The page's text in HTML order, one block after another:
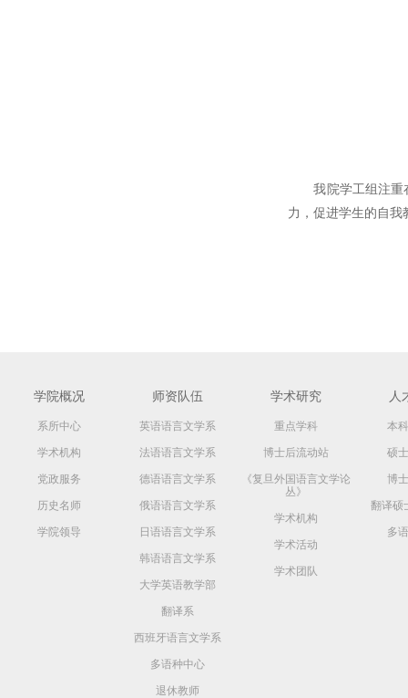
我院学工组注重在
力，促进学生的自
学院概况
系所中心
学术机构
党政服务
历史名师
学院领导
师资队伍
英语语言文学系
法语语言文学系
德语语言文学系
俄语语言文学系
日语语言文学系
韩语语言文学系
大学英语教学部
翻译系
西班牙语言文学系
多语种中心
退休教师
学术研究
重点学科
博士后流动站
《复旦外国语言文学论
丛》
学术机构
学术活动
学术团队
人
本
硕
博
翻译硕
多